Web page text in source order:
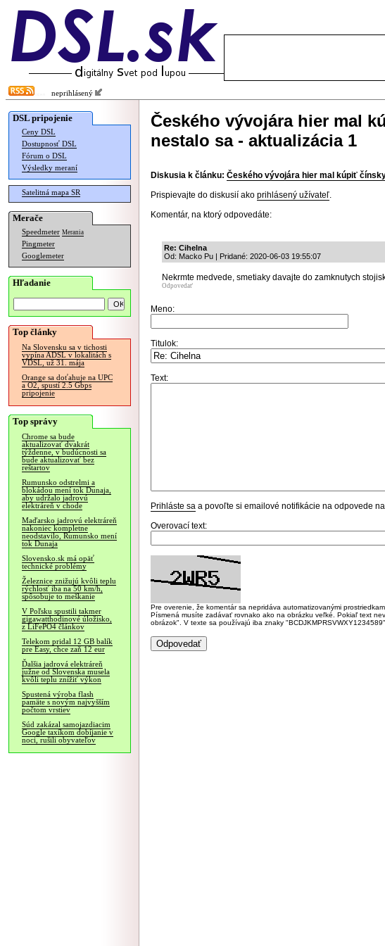
neprihlásený
DSL pripojenie
Ceny DSL
Dostupnosť DSL
Fórum o DSL
Výsledky meraní
Satelitná mapa SR
Merače
Speedmeter Merania
Pingmeter
Googlemeter
Hľadanie
Top články
Na Slovensku sa v tichosti
vypína ADSL v lokalitách s
VDSL, už 31. mája
Orange sa doťahuje na UPC
a O2, spustí 2.5 Gbps
pripojenie
Top správy
Chrome sa bude
aktualizovať dvakrát
týždenne, v budúcnosti sa
bude aktualizovať bez
reštartov
Rumunsko odstrelmi a
blokádou mení tok Dunaja,
aby udržalo jadrovú
elektráreň v chode
Maďarsko jadrovú elektráreň
nakoniec kompletne
neodstavilo, Rumunsko mení
tok Dunaja
Slovensko.sk má opäť
technické problémy
Železnice znižujú kvôli teplu
rýchlosť iba na 50 km/h,
spôsobuje to meškanie
V Poľsku spustili takmer
gigawatthodinové úložisko,
z LiFePO4 článkov
Telekom pridal 12 GB balík
pre Easy, chce zaň 12 eur
Ďalšia jadrová elektráreň
južne od Slovenska musela
kvôli teplu znížiť výkon
Spustená výroba flash
pamäte s novým najvyšším
počtom vrstiev
Súd zakázal samojazdiacim
Google taxíkom dobíjanie v
noci, rušili obyvateľov
Českého vývojára hier mal
nestalo sa - aktualizácia 1
Diskusia k článku: Českého vývojára hier mal kúpiť
Prispievajte do diskusií ako prihlásený užívateľ.
Komentár, na ktorý odpovedáte:
Re: Cihelna
Od: Macko Pu | Pridané: 2020-06-03 19:55:07
Nekrmte medvede, smetiaky davajte do zamknutych
Odpovedať
Meno:
Titulok:
Text:
Prihláste sa a povoľte si emailové notifikácie na odpovede
Overovací text:
Pre overenie, že komentár sa nepridáva automatizovanými
Písmená musíte zadávať rovnako ako na obrázku veľké. Pokiaľ text
obrázok". V texte sa používajú iba znaky "BCDJKMPRSVWXY1234589".